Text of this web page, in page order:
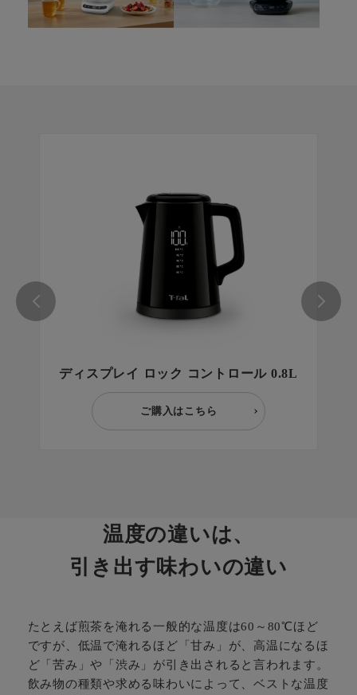
ディスプレイ ロック コントロール 0.8L
ご購入はこちら
温度の違いは、
引き出す味わいの違い
たとえば煎茶を淹れる一般的な温度は60～80℃ほど
ですが、低温で淹れるほど「甘み」が、高温になるほ
ど「苦み」や「渋み」が引き出されると言われます。
飲み物の種類や求める味わいによって、ベストな温度